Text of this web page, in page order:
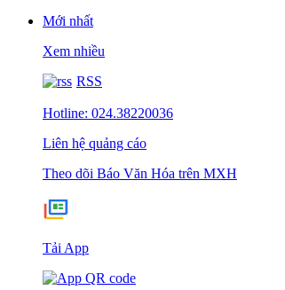
Mới nhất
Xem nhiều
RSS
Hotline: 024.38220036
Liên hệ quảng cáo
Theo dõi Báo Văn Hóa trên MXH
Tải App